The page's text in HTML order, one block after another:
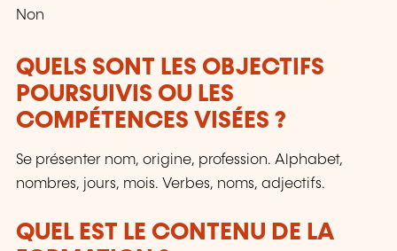
Non
QUELS SONT LES OBJECTIFS
POURSUIVIS OU LES
COMPÉTENCES VISÉES ?
Se présenter nom, origine, profession. Alphabet,
nombres, jours, mois. Verbes, noms, adjectifs.
QUEL EST LE CONTENU DE LA